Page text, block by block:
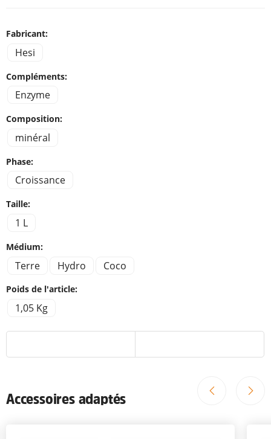
Fabricant:
Hesi
Compléments:
Enzyme
Composition:
minéral
Phase:
Croissance
Taille:
1 L
Médium:
Terre Hydro Coco
Poids de l'article:
1,05 Kg
Accessoires adaptés